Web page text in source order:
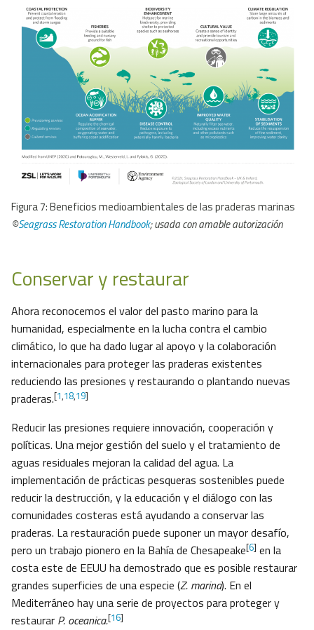
Figura 7: Beneficios medioambientales de las praderas marinas
©Seagrass Restoration Handbook; usada con amable autorización
Conservar y restaurar
Ahora reconocemos el valor del pasto marino para la
humanidad, especialmente en la lucha contra el cambio
climático, lo que ha dado lugar al apoyo y la colaboración
internacionales para proteger las praderas existentes
reduciendo las presiones y restaurando o plantando nuevas
praderas.[1,18,19]
Reducir las presiones requiere innovación, cooperación y
políticas. Una mejor gestión del suelo y el tratamiento de
aguas residuales mejoran la calidad del agua. La
implementación de prácticas pesqueras sostenibles puede
reducir la destrucción, y la educación y el diálogo con las
comunidades costeras está ayudando a conservar las
praderas. La restauración puede suponer un mayor desafío,
pero un trabajo pionero en la Bahía de Chesapeake[6] en la
costa este de EEUU ha demostrado que es posible restaurar
grandes superficies de una especie (Z. marina). En el
Mediterráneo hay una serie de proyectos para proteger y
restaurar P. oceanica.[16]